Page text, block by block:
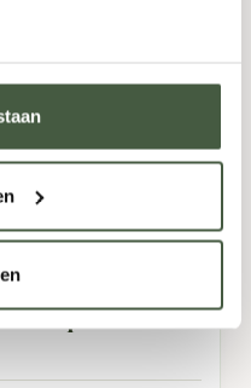
Spelt